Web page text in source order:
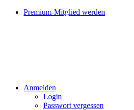
Premium-Mitglied werden
Anmelden
Login
Passwort vergessen